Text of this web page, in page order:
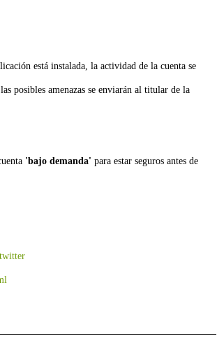
está instalada, la actividad de la cuenta se
posibles amenazas se enviarán al titular de la
'bajo demanda' para estar seguros antes de